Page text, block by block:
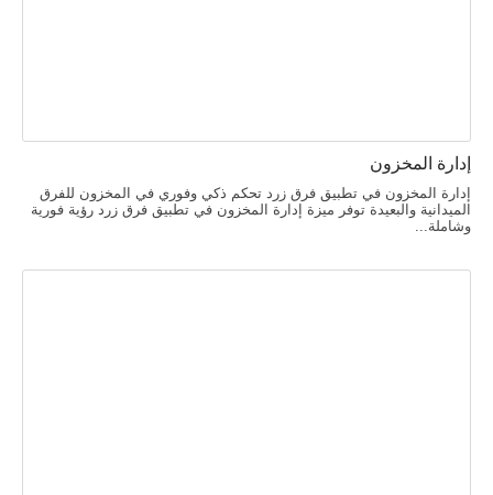
إدارة المخزون
إدارة المخزون في تطبيق فرق زرد تحكم ذكي وفوري في المخزون للفرق
الميدانية والبعيدة توفر ميزة إدارة المخزون في تطبيق فرق زرد رؤية فورية
وشاملة...